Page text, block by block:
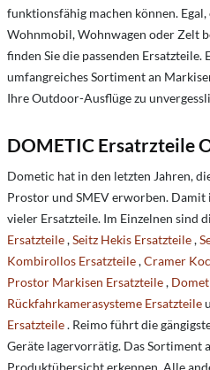
funktionsfähig machen können. Egal,
Wohnmobil, Wohnwagen oder Zelt
finden Sie die passenden Ersatzteile.
umfangreiches Sortiment an
Ihre Outdoor-Ausflüge zu
DOMETIC Ersatrzteile
Dometic hat in den letzten Jahren,
Prostor und SMEV erworben.
vieler Ersatzteile. Im Einzelnen sind
Ersatzteile,Seitz Hekis Ersatzteile,
Kombirollos Ersatzteile,Cramer
Prostor Markisen Ersatzteile,
Rückfahrkamerasysteme Ersatzteile
Ersatzteile. Reimo führt die
Geräte lagervorrätig. Das Sortiment
Produktübersicht erkennen. Alle